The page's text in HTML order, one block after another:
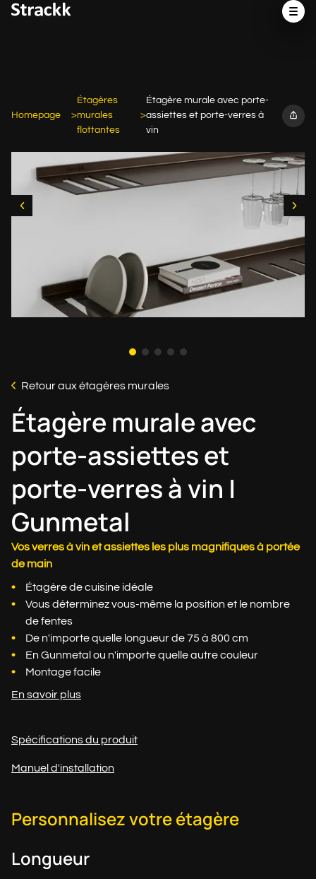
Homepage
Étagères
murales
flottantes
Étagère murale avec porte-
assiettes et porte-verres à
vin
Retour aux étagères murales
Étagère murale avec
porte-assiettes et
porte-verres à vin |
Gunmetal
Vos verres à vin et assiettes les plus magnifiques à portée
de main
Étagère de cuisine idéale
Vous déterminez vous-même la position et le nombre
de fentes
De n'importe quelle longueur de 75 à 800 cm
En Gunmetal ou n'importe quelle autre couleur
Montage facile
En savoir plus
Spécifications du produit
Manuel d'installation
Personnalisez votre étagère
Longueur